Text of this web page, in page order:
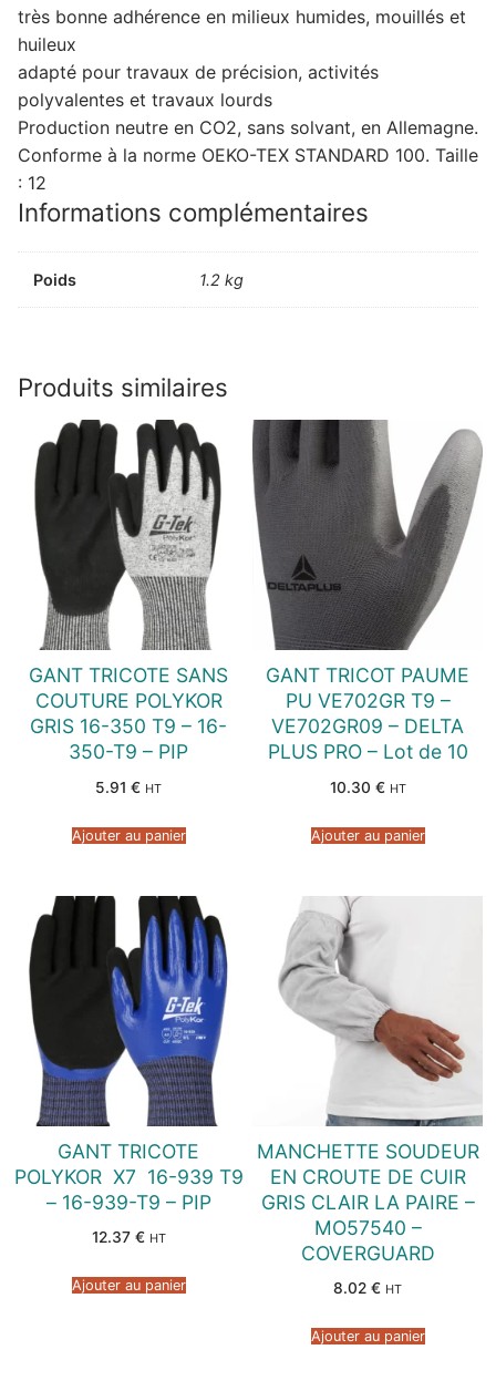
très bonne adhérence en milieux humides, mouillés et
huileux
adapté pour travaux de précision, activités
polyvalentes et travaux lourds
Production neutre en CO2, sans solvant, en Allemagne.
Conforme à la norme OEKO-TEX STANDARD 100. Taille
: 12
Informations complémentaires
Poids 1.2 kg
Produits similaires
GANT TRICOTE SANS
COUTURE POLYKOR
GRIS 16-350 T9 – 16-
350-T9 – PIP
5.91 € HT
Ajouter au panier
GANT TRICOT PAUME
PU VE702GR T9 –
VE702GR09 – DELTA
PLUS PRO – Lot de 10
10.30 € HT
Ajouter au panier
GANT TRICOTE
POLYKOR  X7  16-939 T9
– 16-939-T9 – PIP
12.37 € HT
Ajouter au panier
MANCHETTE SOUDEUR
EN CROUTE DE CUIR
GRIS CLAIR LA PAIRE –
MO57540 –
COVERGUARD
8.02 € HT
Ajouter au panier